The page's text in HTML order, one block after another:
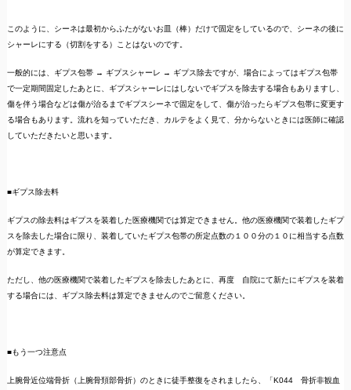
このように、シーネは最初からふたがないお皿（棒）だけで固定をしているので、シーネの後に
シャーレにする（切割をする）ことはないのです。
一般的には、ギプス包帯 → ギプスシャーレ → ギプス除去ですが、場合によってはギプス包帯
で一定期間固定したあとに、ギプスシャーレにはしないでギプスを除去する場合もありますし、
傷を伴う場合などは傷が治るまでギプスシーネで固定をして、傷が治ったらギプス包帯に変更す
る場合もあります。流れを知っていただき、カルテをよく見て、分からないときには医師に確認
していただきたいと思います。
■ギプス除去料
ギプスの除去料はギプスを装着した医療機関では算定できません。他の医療機関で装着したギプ
スを除去した場合に限り、装着していたギプス包帯の所定点数の１００分の１０に相当する点数
が算定できます。
ただし、他の医療機関で装着したギプスを除去したあとに、再度 自院にて新たにギプスを装着
する場合には、ギプス除去料は算定できませんのでご留意ください。
■もう一つ注意点
上腕骨近位端骨折（上腕骨頚部骨折）のときに徒手整復をされましたら、「K044 骨折非観血